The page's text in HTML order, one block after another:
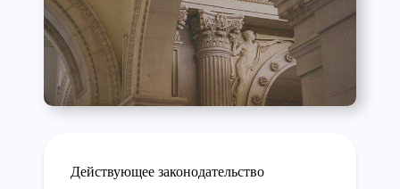
Действующее законодательство